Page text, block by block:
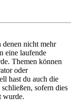
denen nicht mehr
eine laufende
Themen können
oder
hast du auch die
sofern dies
wurde.